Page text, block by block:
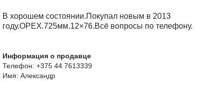
В хорошем состоянии.Покупал новым в 2013
году.ОРЕХ.725мм.12×76.Всё вопросы по телефону.
Информация о продавце
Телефон: +375 44 7613339
Имя: Александр